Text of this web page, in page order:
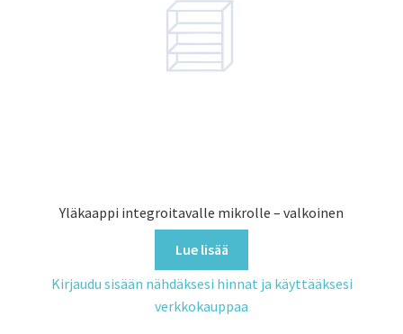
Yläkaappi integroitavalle mikrolle – valkoinen
Lue lisää
Kirjaudu sisään nähdäksesi hinnat ja käyttääksesi
verkkokauppaa